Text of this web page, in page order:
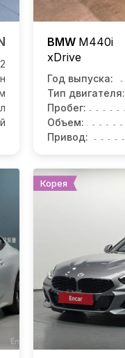
BMW M440i
xDrive
Год выпуска:
Тип двигателя:
Пробег:
Объем:
Привод:
Корея